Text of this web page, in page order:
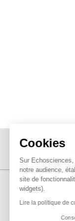
Cookies
Sur
notre audience,
site de
widgets).
Lire la politique de